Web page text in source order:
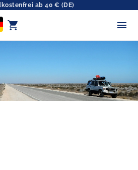
ab 40 € (DE)
shopping_cart